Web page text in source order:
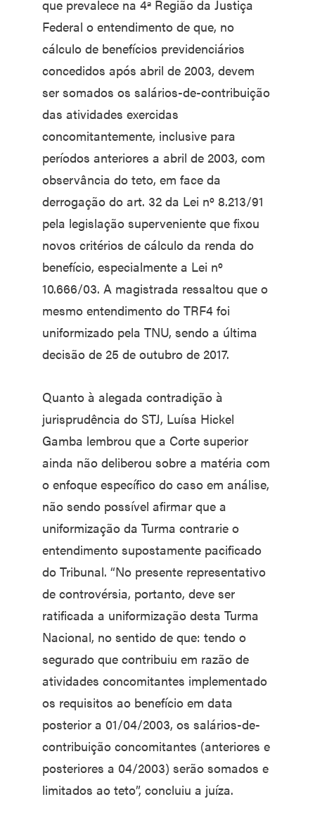
que prevalece na 4ª Região da Justiça
Federal o entendimento de que, no
cálculo de benefícios previdenciários
concedidos após abril de 2003, devem
ser somados os salários-de-contribuição
das atividades exercidas
concomitantemente, inclusive para
períodos anteriores a abril de 2003, com
observância do teto, em face da
derrogação do art. 32 da Lei nº 8.213/91
pela legislação superveniente que fixou
novos critérios de cálculo da renda do
benefício, especialmente a Lei nº
10.666/03. A magistrada ressaltou que o
mesmo entendimento do TRF4 foi
uniformizado pela TNU, sendo a última
decisão de 25 de outubro de 2017.
Quanto à alegada contradição à
jurisprudência do STJ, Luísa Hickel
Gamba lembrou que a Corte superior
ainda não deliberou sobre a matéria com
o enfoque específico do caso em análise,
não sendo possível afirmar que a
uniformização da Turma contrarie o
entendimento supostamente pacificado
do Tribunal. “No presente representativo
de controvérsia, portanto, deve ser
ratificada a uniformização desta Turma
Nacional, no sentido de que: tendo o
segurado que contribuiu em razão de
atividades concomitantes implementado
os requisitos ao benefício em data
posterior a 01/04/2003, os salários-de-
contribuição concomitantes (anteriores e
posteriores a 04/2003) serão somados e
limitados ao teto”, concluiu a juíza.